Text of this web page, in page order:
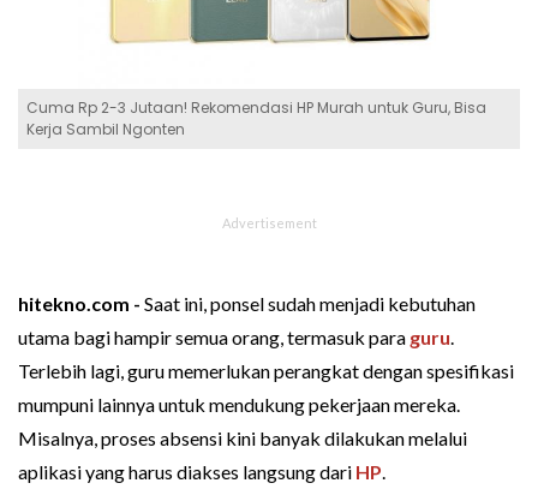
Cuma Rp 2-3 Jutaan! Rekomendasi HP Murah untuk Guru, Bisa
Kerja Sambil Ngonten
hitekno.com - Saat ini, ponsel sudah menjadi kebutuhan
utama bagi hampir semua orang, termasuk para guru.
Terlebih lagi, guru memerlukan perangkat dengan spesifikasi
mumpuni lainnya untuk mendukung pekerjaan mereka.
Misalnya, proses absensi kini banyak dilakukan melalui
aplikasi yang harus diakses langsung dari HP.